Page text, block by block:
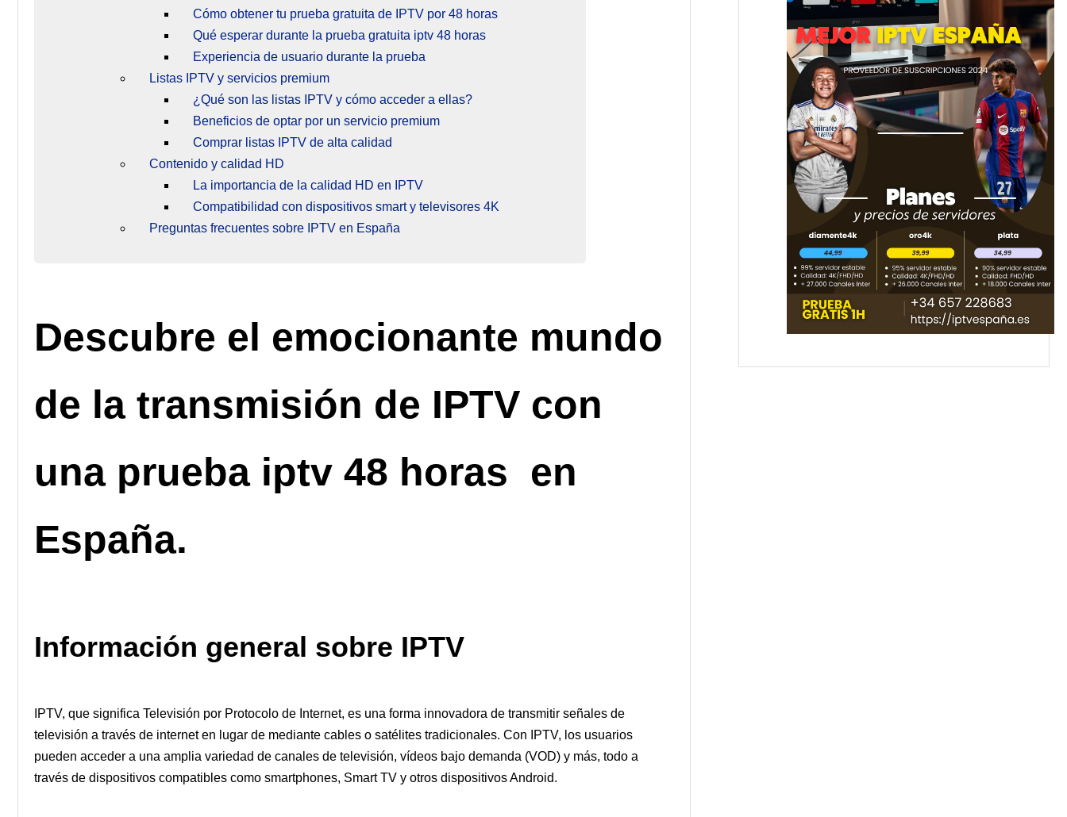
Cómo obtener tu prueba gratuita de IPTV por 48 horas
Qué esperar durante la prueba gratuita iptv 48 horas
Experiencia de usuario durante la prueba
Listas IPTV y servicios premium
¿Qué son las listas IPTV y cómo acceder a ellas?
Beneficios de optar por un servicio premium
Comprar listas IPTV de alta calidad
Contenido y calidad HD
La importancia de la calidad HD en IPTV
Compatibilidad con dispositivos smart y televisores 4K
Preguntas frecuentes sobre IPTV en España
Descubre el emocionante mundo
de la transmisión de IPTV con
una prueba iptv 48 horas en
España.
Información general sobre IPTV
IPTV, que significa Televisión por Protocolo de Internet, es una forma innovadora de transmitir señales de
televisión a través de internet en lugar de mediante cables o satélites tradicionales. Con IPTV, los usuarios
pueden acceder a una amplia variedad de canales de televisión, vídeos bajo demanda (VOD) y más, todo a
través de dispositivos compatibles como smartphones, Smart TV y otros dispositivos Android.